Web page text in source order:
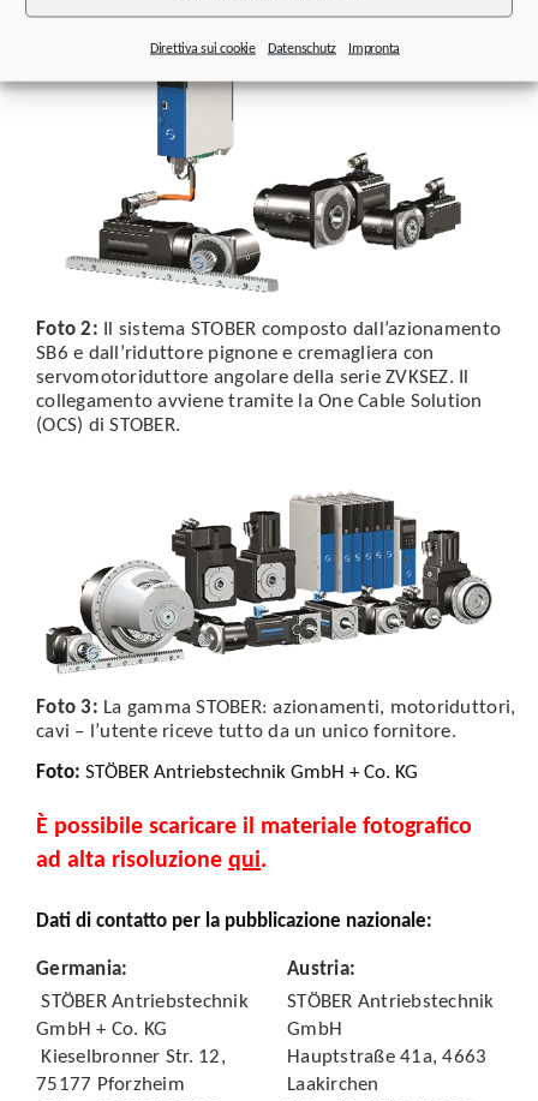
Direttiva sui cookie Datenschutz Impronta
Foto 2: Il sistema STOBER composto dall’azionamento
SB6 e dall’riduttore pignone e cremagliera con
servomotoriduttore angolare della serie ZVKSEZ. Il
collegamento avviene tramite la One Cable Solution
(OCS) di STOBER.
Foto 3: La gamma STOBER: azionamenti, motoriduttori,
cavi – l’utente riceve tutto da un unico fornitore.
Foto: STÖBER Antriebstechnik GmbH + Co. KG
È possibile scaricare il materiale fotografico
ad alta risoluzione qui.
Dati di contatto per la pubblicazione nazionale:
Germania: Austria:
STÖBER Antriebstechnik
GmbH + Co. KG
Kieselbronner Str. 12,
75177 Pforzheim
STÖBER Antriebstechnik
GmbH
Hauptstraße 41a, 4663
Laakirchen